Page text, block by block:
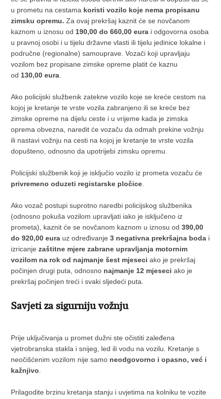
u prometu na cestama koristi vozilo koje nema propisanu
zimsku opremu. Za ovaj prekršaj kaznit će se novčanom
kaznom u iznosu od 190,00 do 660,00 eura i odgovorna osoba
u pravnoj osobi i u tijelu državne vlasti ili tijelu jedinice lokalne i
područne (regionalne) samouprave. Vozači koji upravljaju
vozilom bez propisane zimske opreme platit će kaznu
od 130,00 eura
Ako policijski službenik zatekne vozilo koje se kreće cestom na
kojoj je kretanje te vrste vozila zabranjeno ili se kreće bez
zimske opreme na dijelu ceste i u vrijeme kada je zimska
oprema obvezna, naredit će vozaču da odmah prekine vožnju
ili nastavi vožnju na cesti na kojoj je kretanje te vrste vozila
dopušteno, odnosno da upotrijebi zimsku opremu.
Policijski službenik koji je isključio vozilo iz prometa vozaču će
privremeno oduzeti registarske pločice
Ako vozač postupi suprotno naredbi policijskog službenika
(odnosno pokuša vozilom upravljati iako je isključeno iz
prometa), kaznit će se novčanom kaznom u iznosu od390,00
do 920,00 eura uz određivanje3 negativna prekršajna boda i
izricanje zaštitne mjere zabrane upravljanja motornim
vozilom na rok od najmanje šest mjeseciako je prekršaj
počinjen drugi puta, odnosno najmanje 12 mjeseci ako je
prekršaj počinjen treći i svaki sljedeći puta.
Savjeti za sigurniju vožnju
Prije uključivanja u promet dužni ste očistiti zaleđena
vjetrobranska stakla i snijeg, led ili vodu na vozilu. Kretanje s
neočišćenim vozilom nije samo neodgovorno i opasno, već i
kažnjivo
Prilagodite brzinu kretanja stanju i uvjetima na kolniku te vozite